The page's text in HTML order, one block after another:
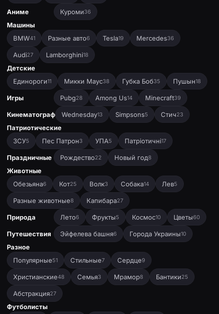
Аниме Куроми36
Машины
BMW41 Разные авто6 Tesla19 Mercedes36
Audi27 Lamborghini18
Детские
Единороги11 Микки Маус38 Губка Боб35 Пушын18
Игры Pubg28 Among Us14 Minecraft39
Кинематограф Wednesday13 Simpsons5 Стич23
Патриотические
ЗСУ5 Пес Патрон3 УПА5 Патріотичні17
Праздничные Рождество22 Новый год8
Животные
Обезьяна6 Кот25 Волк3 Собака14 Лев5
Разные животные8 Капибара27
Природа Лето6 Фрукты5 Космос10 Цветы60
Путешествия Эйфелева башня6 Города Украины10
Разное
Популярные51 Стильные7 Сердце9
Христианские48 Семья3 Мрамор8 Бантики25
Абстракция27
Футболисты